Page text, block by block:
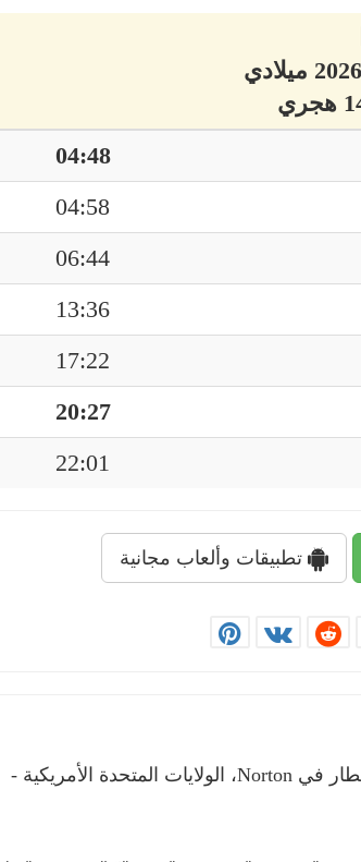
04:48
04:58
06:44
13:36
17:22
20:27
22:01
تطبيقات وألعاب مجانية
إمساكية رمضان: رزنامة شهرية لأوقات الإمساك والإفطار في Norton، الولايات المتحدة الأمريكية -